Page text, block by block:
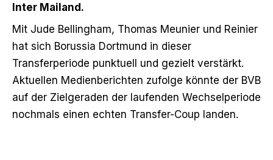
Inter Mailand.
Mit Jude Bellingham, Thomas Meunier und Reinier
hat sich Borussia Dortmund in dieser
Transferperiode punktuell und gezielt verstärkt.
Aktuellen Medienberichten zufolge könnte der BVB
auf der Zielgeraden der laufenden Wechselperiode
nochmals einen echten Transfer-Coup landen.